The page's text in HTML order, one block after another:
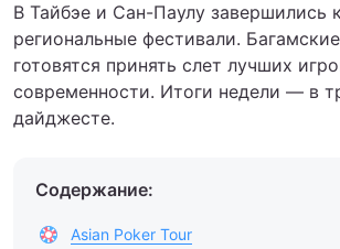
В Тайбэе и Сан-Паулу завершились
региональные фестивали.
готовятся принять слет лучших
современности. Итоги недели — в
дайджесте.
Содержание:
Asian Poker Tour